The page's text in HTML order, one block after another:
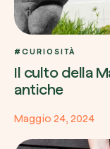
#CURIOSITÀ
Il culto della
antiche
Maggio 24, 2024